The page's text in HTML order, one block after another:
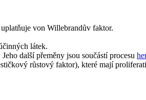
von Willebrandův faktor.
látek.
další přeměny jsou součástí procesu
růstový faktor), které mají